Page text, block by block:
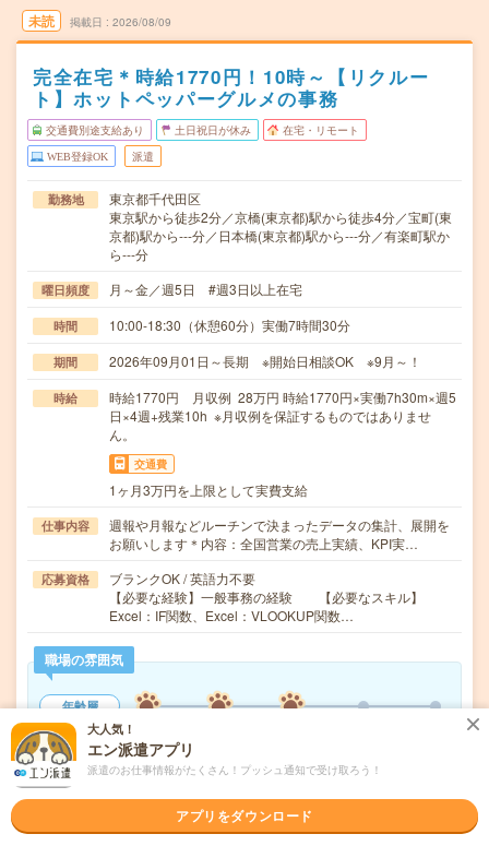
未読 掲載日 2026/08/09
完全在宅＊時給1770円！10時～【リクルー
ト】ホットペッパーグルメの事務
交通費別途支給あり 土日祝日が休み 在宅・リモート
WEB登録OK 派遣
勤務地
東京都千代田区
東京駅から徒歩2分／京橋(東京都)駅から徒歩4分／宝町(東
京都)駅から---分／日本橋(東京都)駅から---分／有楽町駅か
ら---分
曜日頻度 月～金／週5日 #週3日以上在宅
時間 10:00-18:30（休憩60分）実働7時間30分
期間 2026年09月01日～長期 ※開始日相談OK ※9月～！
時給
時給1770円 月収例 28万円 時給1770円×実働7h30m×週5
日×4週+残業10h ※月収例を保証するものではありませ
ん。
交通費
1ヶ月3万円を上限として実費支給
仕事内容
週報や月報などルーチンで決まったデータの集計、展開を
お願いします＊内容：全国営業の売上実績、KPI実…
応募資格
ブランクOK / 英語力不要
【必要な経験】一般事務の経験 【必要なスキル】
Excel：IF関数、Excel：VLOOKUP関数…
職場の雰囲気
年齢層
男女比率
もっと見る
大人気！
エン派遣アプリ
派遣のお仕事情報がたくさん！プッシュ通知で受け取ろう！
アプリをダウンロード